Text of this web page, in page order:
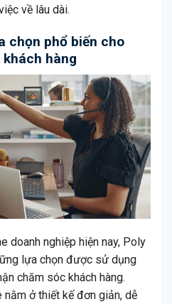
về lâu dài.
chọn phổ biến cho
hàng
doanh nghiệp hiện nay, Poly
lựa chọn được sử dụng
chăm sóc khách hàng.
ở thiết kế đơn giản, dễ